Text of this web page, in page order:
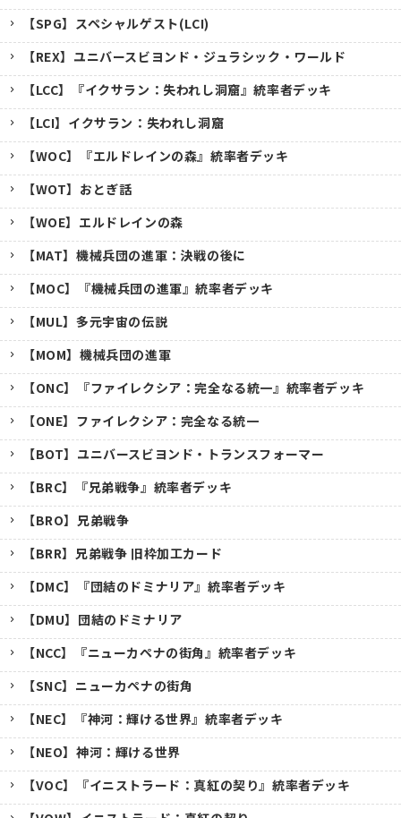
【SPG】スペシャルゲスト(LCI)
【REX】ユニバースビヨンド・ジュラシック・ワールド
【LCC】『イクサラン：失われし洞窟』統率者デッキ
【LCI】イクサラン：失われし洞窟
【WOC】『エルドレインの森』統率者デッキ
【WOT】おとぎ話
【WOE】エルドレインの森
【MAT】機械兵団の進軍：決戦の後に
【MOC】『機械兵団の進軍』統率者デッキ
【MUL】多元宇宙の伝説
【MOM】機械兵団の進軍
【ONC】『ファイレクシア：完全なる統一』統率者デッキ
【ONE】ファイレクシア：完全なる統一
【BOT】ユニバースビヨンド・トランスフォーマー
【BRC】『兄弟戦争』統率者デッキ
【BRO】兄弟戦争
【BRR】兄弟戦争 旧枠加工カード
【DMC】『団結のドミナリア』統率者デッキ
【DMU】団結のドミナリア
【NCC】『ニューカペナの街角』統率者デッキ
【SNC】ニューカペナの街角
【NEC】『神河：輝ける世界』統率者デッキ
【NEO】神河：輝ける世界
【VOC】『イニストラード：真紅の契り』統率者デッキ